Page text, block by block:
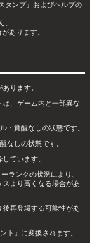
タンプ」およびヘルプの
。
あります。
ります。
、ゲーム内と一部異な
・覚醒なしの状態です。
なしの状態です。
ています。
ランクの状況により、
より高くなる場合があ
再登場する可能性があ
ト」に変換されます。